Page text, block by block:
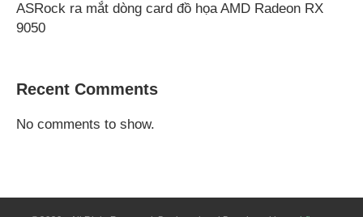
ASRock ra mắt dòng card đồ họa AMD Radeon RX
9050
Recent Comments
No comments to show.